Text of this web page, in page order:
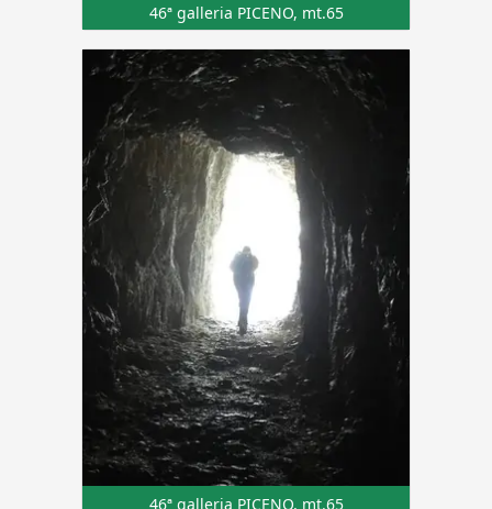
46ª galleria PICENO, mt.65
46ª galleria PICENO, mt.65